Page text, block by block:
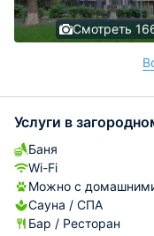
Смотреть
Услуги в
Баня
Wi-Fi
Можно с
Сауна / СПА
Бар / Ресторан